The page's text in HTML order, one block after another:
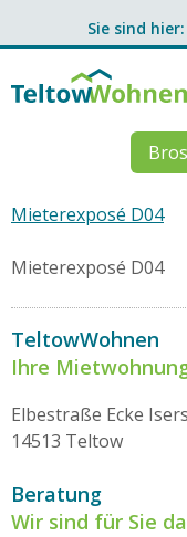
Sie sind hier:
Mieterexposé D04
Mieterexposé D04
TeltowWohnen
Ihre
Elbestraße Ecke
14513 Teltow
Beratung
Wir sind für Sie